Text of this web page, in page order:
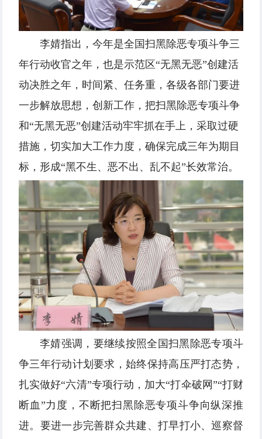
李婧指出，今年是全国扫黑除恶专项斗争三
年行动收官之年，也是示范区“无黑无恶”创建活
动决胜之年，时间紧、任务重，各级各部门要进
一步解放思想，创新工作，把扫黑除恶专项斗争
和“无黑无恶”创建活动牢牢抓在手上，采取过硬
措施，切实加大工作力度，确保完成三年为期目
标，形成“黑不生、恶不出、乱不起”长效常治。
李婧强调，要继续按照全国扫黑除恶专项斗
争三年行动计划要求，始终保持高压严打态势，
扎实做好“六清”专项行动，加大“打伞破网”“打财
断血”力度，不断把扫黑除恶专项斗争向纵深推
进。要进一步完善群众共建、打早打小、巡察督